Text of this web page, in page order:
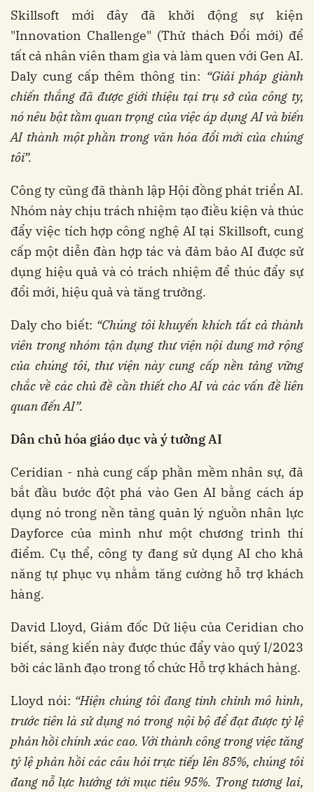
Skillsoft mới đây đã khởi động sự kiện
"Innovation Challenge" (Thử thách Đổi mới) để
tất cả nhân viên tham gia và làm quen với Gen AI.
Daly cung cấp thêm thông tin: “Giải pháp giành
chiến thắng đã được giới thiệu tại trụ sở của công ty,
nó nêu bật tầm quan trọng của việc áp dụng AI và biến
AI thành một phần trong văn hóa đổi mới của chúng
tôi”.
Công ty cũng đã thành lập Hội đồng phát triển AI.
Nhóm này chịu trách nhiệm tạo điều kiện và thúc
đẩy việc tích hợp công nghệ AI tại Skillsoft, cung
cấp một diễn đàn hợp tác và đảm bảo AI được sử
dụng hiệu quả và có trách nhiệm để thúc đẩy sự
đổi mới, hiệu quả và tăng trưởng.
Daly cho biết: “Chúng tôi khuyến khích tất cả thành
viên trong nhóm tận dụng thư viện nội dung mở rộng
của chúng tôi, thư viện này cung cấp nền tảng vững
chắc về các chủ đề cần thiết cho AI và các vấn đề liên
quan đến AI”.
Dân chủ hóa giáo dục và ý tưởng AI
Ceridian - nhà cung cấp phần mềm nhân sự, đã
bắt đầu bước đột phá vào Gen AI bằng cách áp
dụng nó trong nền tảng quản lý nguồn nhân lực
Dayforce của mình như một chương trình thí
điểm. Cụ thể, công ty đang sử dụng AI cho khả
năng tự phục vụ nhằm tăng cường hỗ trợ khách
hàng.
David Lloyd, Giám đốc Dữ liệu của Ceridian cho
biết, sáng kiến ​​này được thúc đẩy vào quý I/2023
bởi các lãnh đạo trong tổ chức Hỗ trợ khách hàng.
Lloyd nói: “Hiện chúng tôi đang tinh chỉnh mô hình,
trước tiên là sử dụng nó trong nội bộ để đạt được tỷ lệ
phản hồi chính xác cao. Với thành công trong việc tăng
tỷ lệ phản hồi các câu hỏi trực tiếp lên 85%, chúng tôi
đang nỗ lực hướng tới mục tiêu 95%. Trong tương lai,